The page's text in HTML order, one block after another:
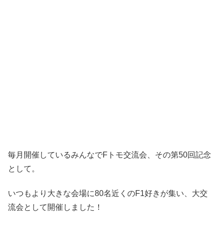
毎月開催しているみんなでFトモ交流会、その第50回記念
として。
いつもより大きな会場に80名近くのF1好きが集い、大交
流会として開催しました！